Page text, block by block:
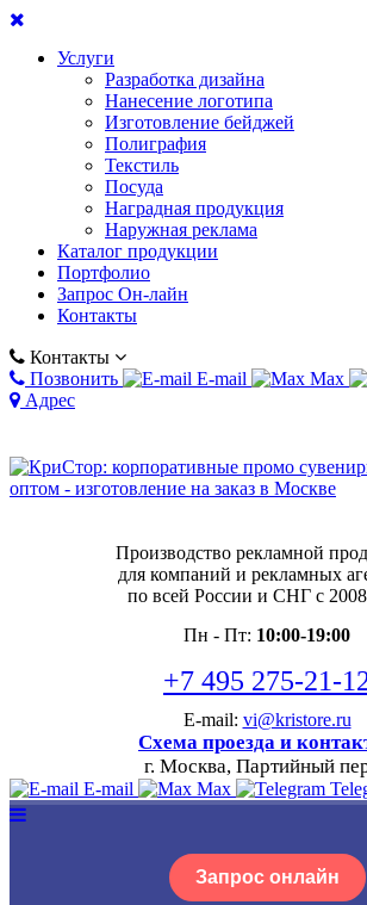
Услуги
Разработка дизайна
Нанесение логотипа
Изготовление бейджей
Полиграфия
Текстиль
Посуда
Наградная продукция
Наружная реклама
Каталог продукции
Портфолио
Запрос Он-лайн
Контакты
Контакты
Позвонить
E-mail Max
Адрес
Производство рекламной
для компаний и рекламных
по всей России и СНГ с 2008
Пн - Пт: 10:00-19:00
+7 495 275-21-
E-mail: vi@kristore.ru
Схема проезда и
г. Москва, Партийный
E-mail Max
Запрос онлайн